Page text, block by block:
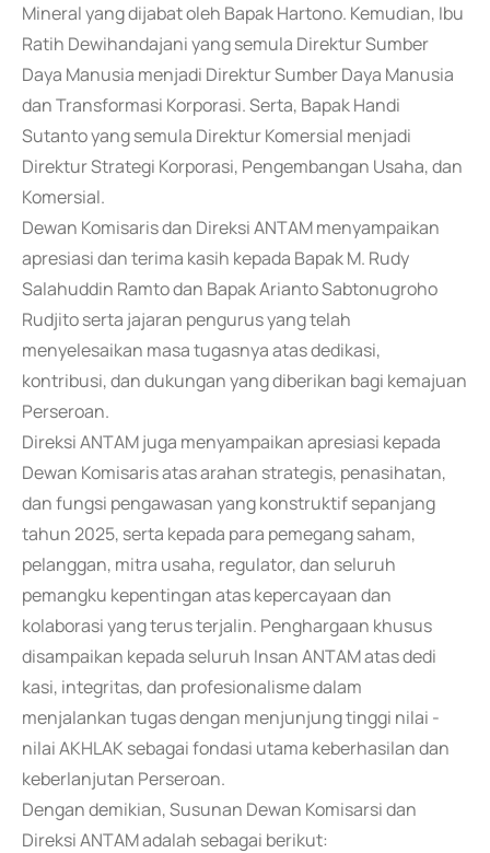
Mineral yang dijabat oleh Bapak Hartono. Kemudian, Ibu
Ratih Dewihandajani yang semula Direktur Sumber
Daya Manusia menjadi Direktur Sumber Daya Manusia
dan Transformasi Korporasi. Serta, Bapak Handi
Sutanto yang semula Direktur Komersial menjadi
Direktur Strategi Korporasi, Pengembangan Usaha, dan
Komersial.
Dewan Komisaris dan Direksi ANTAM menyampaikan
apresiasi dan terima kasih kepada Bapak M. Rudy
Salahuddin Ramto dan Bapak Arianto Sabtonugroho
Rudjito serta jajaran pengurus yang telah
menyelesaikan masa tugasnya atas dedikasi,
kontribusi, dan dukungan yang diberikan bagi kemajuan
Perseroan.
Direksi ANTAM juga menyampaikan apresiasi kepada
Dewan Komisaris atas arahan strategis, penasihatan,
dan fungsi pengawasan yang konstruktif sepanjang
tahun 2025, serta kepada para pemegang saham,
pelanggan, mitra usaha, regulator, dan seluruh
pemangku kepentingan atas kepercayaan dan
kolaborasi yang terus terjalin. Penghargaan khusus
disampaikan kepada seluruh Insan ANTAM atas dedi
kasi, integritas, dan profesionalisme dalam
menjalankan tugas dengan menjunjung tinggi nilai -
nilai AKHLAK sebagai fondasi utama keberhasilan dan
keberlanjutan Perseroan.
Dengan demikian, Susunan Dewan Komisarsi dan
Direksi ANTAM adalah sebagai berikut: